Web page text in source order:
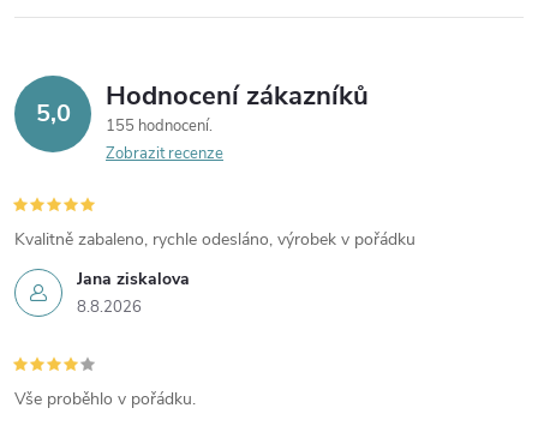
5,0 Hodnocení zákazníků
155 hodnocení
Zobrazit recenze
Jana ziskalova
8.8.2026
Kvalitně zabaleno, rychle odesláno, výrobek v pořádku
Vše proběhlo v pořádku.